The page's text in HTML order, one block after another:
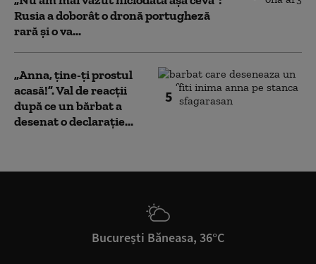
Rusia a doborât o dronă portugheză
rară și o va...
5
„Anna, ţine-ţi prostul
acasă!”. Val de reacții
după ce un bărbat a
desenat o declarație...
București Băneasa, 36°C